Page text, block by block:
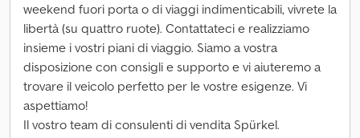
weekend fuori porta o di viaggi indimenticabili, vivrete la
libertà (su quattro ruote). Contattateci e realizziamo
insieme i vostri piani di viaggio. Siamo a vostra
disposizione con consigli e supporto e vi aiuteremo a
trovare il veicolo perfetto per le vostre esigenze. Vi
aspettiamo!
Il vostro team di consulenti di vendita Spürkel.